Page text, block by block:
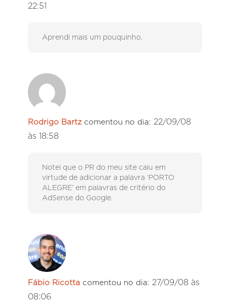
22:51
Aprendi mais um pouquinho.
Rodrigo Bartz comentou no dia: 22/09/08
às 18:58
Notei que o PR do meu site caiu em
virtude de adicionar a palavra ‘PORTO
ALEGRE’ em palavras de critério do
AdSense do Google.
Fábio Ricotta comentou no dia: 27/09/08 às
08:06